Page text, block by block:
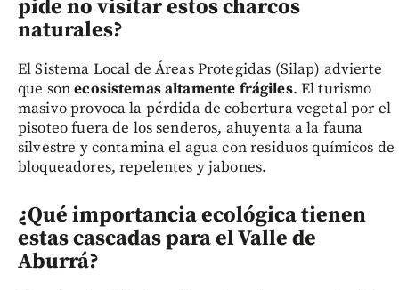
pide no visitar estos charcos
naturales?
El Sistema Local de Áreas Protegidas (Silap) advierte
que sonecosistemas altamente frágiles. El turismo
masivo provoca la pérdida de cobertura vegetal por el
pisoteo fuera de los senderos, ahuyenta a la fauna
silvestre y contamina el agua con residuos químicos de
bloqueadores, repelentes y jabones.
¿Qué importancia ecológica tienen
estas cascadas para el Valle de
Aburrá?